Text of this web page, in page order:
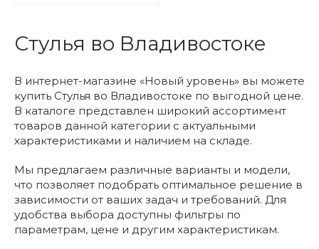
Стулья во Владивостоке
В интернет-магазине «Новый уровень» вы можете
купить Стулья во Владивостоке по выгодной цене.
В каталоге представлен широкий ассортимент
товаров данной категории с актуальными
характеристиками и наличием на складе.
Мы предлагаем различные варианты и модели,
что позволяет подобрать оптимальное решение в
зависимости от ваших задач и требований. Для
удобства выбора доступны фильтры по
параметрам, цене и другим характеристикам.